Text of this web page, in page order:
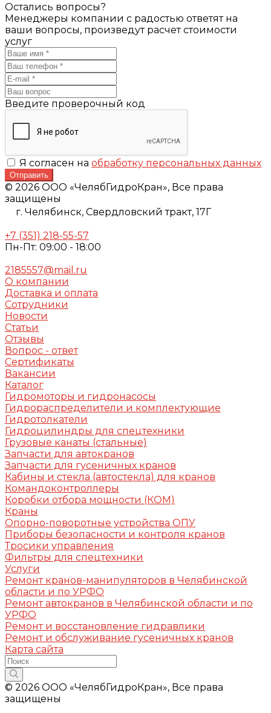
Остались вопросы?
Менеджеры компании с радостью ответят на
ваши вопросы, произведут расчет стоимости
услуг
Введите проверочный код
Я согласен на обработку персональных данных
Отправить
© 2026 ООО «ЧелябГидроКран», Все права
защищены
г. Челябинск, Свердловский тракт, 17Г
+7 (351) 218-55-57
Пн-Пт: 09:00 - 18:00
2185557@mail.ru
О компании
Доставка и оплата
Сотрудники
Новости
Статьи
Отзывы
Вопрос - ответ
Сертификаты
Вакансии
Каталог
Гидромоторы и гидронасосы
Гидрораспределители и комплектующие
Гидротолкатели
Гидроцилиндры для спецтехники
Грузовые канаты (стальные)
Запчасти для автокранов
Запчасти для гусеничных кранов
Кабины и стекла (автостекла) для кранов
Командоконтроллеры
Коробки отбора мощности (КОМ)
Краны
Опорно-поворотные устройства ОПУ
Приборы безопасности и контроля кранов
Тросики управления
Фильтры для спецтехники
Услуги
Ремонт кранов-манипуляторов в Челябинской
области и по УРФО
Ремонт автокранов в Челябинской области и по
УРФО
Ремонт и восстановление гидравлики
Ремонт и обслуживание гусеничных кранов
Карта сайта
© 2026 ООО «ЧелябГидроКран», Все права
защищены